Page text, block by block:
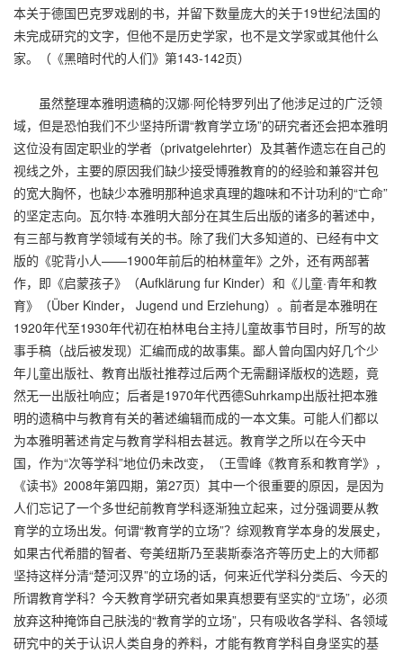
本关于德国巴克罗戏剧的书，并留下数量庞大的关于19世纪法国的
未完成研究的文字，但他不是历史学家，也不是文学家或其他什么
家。（《黑暗时代的人们》第143-142页）
虽然整理本雅明遗稿的汉娜·阿伦特罗列出了他涉足过的广泛领
域，但是恐怕我们不少坚持所谓“教育学立场”的研究者还会把本雅明
这位没有固定职业的学者（privatgelehrter）及其著作遗忘在自己的
视线之外，主要的原因我们缺少接受博雅教育的的经验和兼容并包
的宽大胸怀，也缺少本雅明那种追求真理的趣味和不计功利的“亡命”
的坚定志向。瓦尔特·本雅明大部分在其生后出版的诸多的著述中，
有三部与教育学领域有关的书。除了我们大多知道的、已经有中文
版的《驼背小人——1900年前后的柏林童年》之外，还有两部著
作，即《启蒙孩子》（Aufklärung fur Kinder）和《儿童·青年和教
育》（Über Kinder， Jugend und Erziehung）。前者是本雅明在
1920年代至1930年代初在柏林电台主持儿童故事节目时，所写的故
事手稿（战后被发现）汇编而成的故事集。鄙人曾向国内好几个少
年儿童出版社、教育出版社推荐过后两个无需翻译版权的选题，竟
然无一出版社响应；后者是1970年代西德Suhrkamp出版社把本雅
明的遗稿中与教育有关的著述编辑而成的一本文集。可能人们都以
为本雅明著述肯定与教育学科相去甚远。教育学之所以在今天中
国，作为“次等学科”地位仍未改变，（王雪峰《教育系和教育学》，
《读书》2008年第四期，第27页）其中一个很重要的原因，是因为
人们忘记了一个多世纪前教育学科逐渐独立起来，过分强调要从教
育学的立场出发。何谓“教育学的立场”？综观教育学本身的发展史，
如果古代希腊的智者、夸美纽斯乃至裴斯泰洛齐等历史上的大师都
坚持这样分清“楚河汉界”的立场的话，何来近代学科分类后、今天的
所谓教育学科？今天教育学研究者如果真想要有坚实的“立场”，必须
放弃这种掩饰自己肤浅的“教育学的立场”，只有吸收各学科、各领域
研究中的关于认识人类自身的养料，才能有教育学科自身坚实的基